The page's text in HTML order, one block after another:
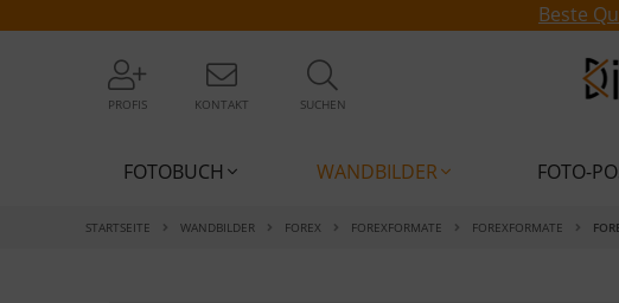
Beste
PROFIS KONTAKT SUCHEN
FOTOBUCH WANDBILDER FOTO-
STARTSEITE WANDBILDER FOREX FOREXFORMATE FOREXFORMATE